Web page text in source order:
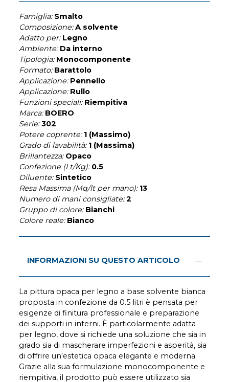
Famiglia: Smalto
Composizione: A solvente
Adatto per: Legno
Ambiente: Da interno
Tipologia: Monocomponente
Formato: Barattolo
Applicazione: Pennello
Applicazione: Rullo
Funzioni speciali: Riempitiva
Marca: BOERO
Serie: 302
Potere coprente: 1 (Massimo)
Grado di lavabilità: 1 (Massima)
Brillantezza: Opaco
Confezione (Lt/Kg): 0.5
Diluente: Sintetico
Resa Massima (Mq/lt per mano): 13
Numero di mani consigliate: 2
Gruppo di colore: Bianchi
Colore reale: Bianco
INFORMAZIONI SU QUESTO ARTICOLO
La pittura opaca per legno a base solvente bianca
proposta in confezione da 0.5 litri è pensata per
esigenze di finitura professionale e preparazione
dei supporti in interni. È particolarmente adatta
per legno, dove si richiede una soluzione che sia in
grado sia di mascherare imperfezioni e asperità, sia
di offrire un'estetica opaca elegante e moderna.
Grazie alla sua formulazione monocomponente e
riempitiva, il prodotto può essere utilizzato sia